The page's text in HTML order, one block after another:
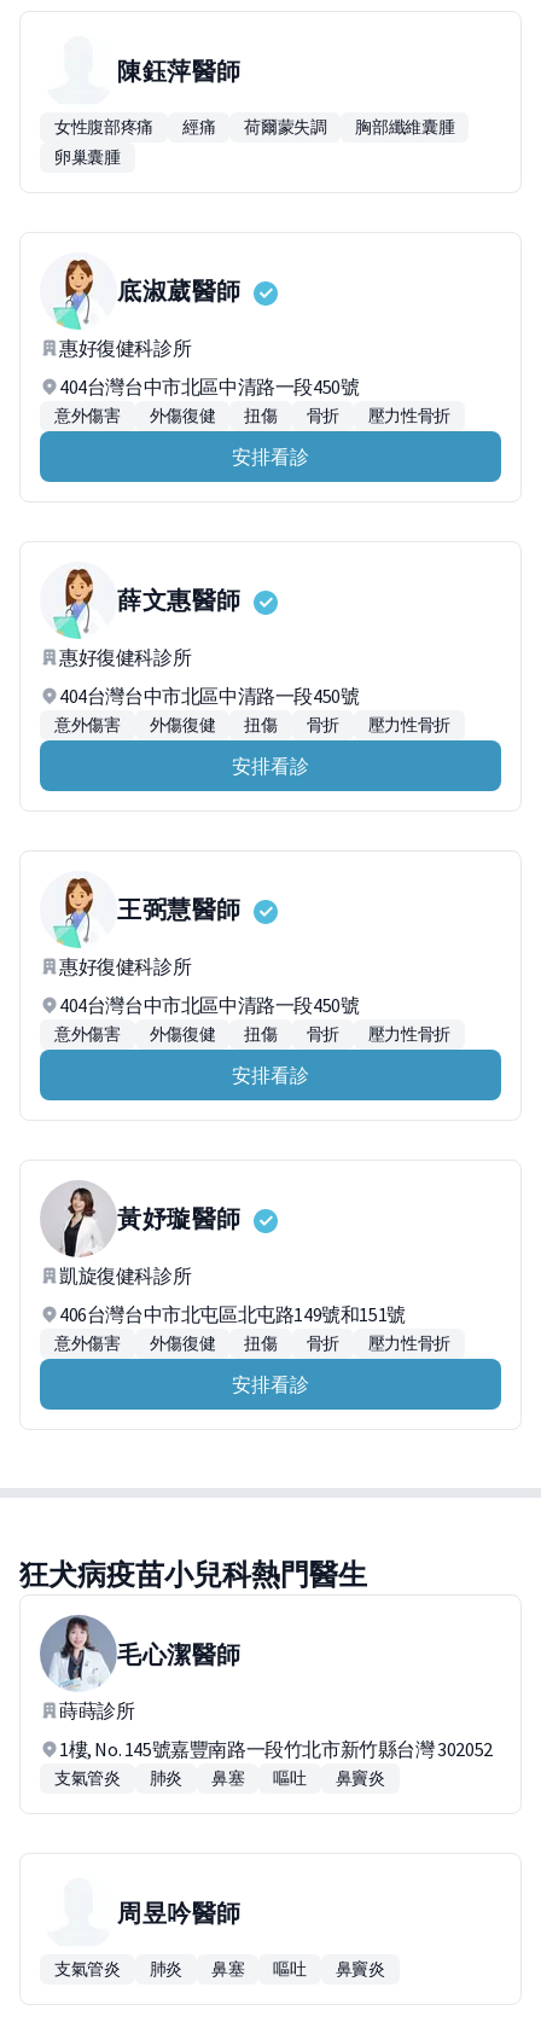
陳鈺萍醫師
女性腹部疼痛 經痛 荷爾蒙失調
胸部纖維囊腫
卵巢囊腫
底淑葳醫師
惠好復健科診所
404台灣台中市北區中清路一段450號
意外傷害 外傷復健 扭傷 骨折 壓力性骨折
安排看診
薛文惠醫師
惠好復健科診所
404台灣台中市北區中清路一段450號
意外傷害 外傷復健 扭傷 骨折 壓力性骨折
安排看診
王弼慧醫師
惠好復健科診所
404台灣台中市北區中清路一段450號
意外傷害 外傷復健 扭傷 骨折 壓力性骨折
安排看診
黃妤璇醫師
凱旋復健科診所
406台灣台中市北屯區北屯路149號和151號
意外傷害 外傷復健 扭傷 骨折 壓力性骨折
安排看診
狂犬病疫苗小兒科熱門醫生
毛心潔醫師
蒔蒔診所
1樓, No. 145號嘉豐南路一段竹北市新竹縣台灣 302052
支氣管炎 肺炎 鼻塞 嘔吐 鼻竇炎
周昱吟醫師
支氣管炎 肺炎 鼻塞 嘔吐 鼻竇炎